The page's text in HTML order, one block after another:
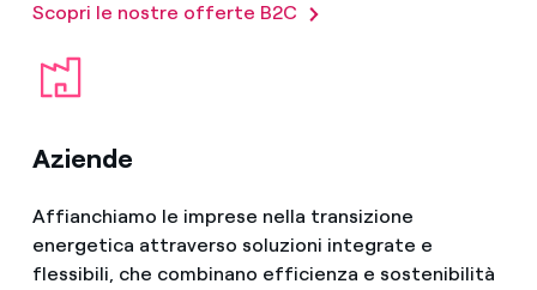
Scopri le nostre offerte B2C
Aziende
Affianchiamo le imprese nella transizione
energetica attraverso soluzioni integrate e
flessibili, che combinano efficienza e sostenibilità